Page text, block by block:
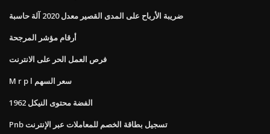
ضريبة الأرباح على المدى القصير معدل 2020 آلة حاسبة
أرقام مؤشر المرجحة
فرص العمل الحر على الانترنت
M r p l سعر السهم
1962 الفضة محتوى النيكل
Pnb تسجيل بطاقة الخصم للمعاملات عبر الإنترنت